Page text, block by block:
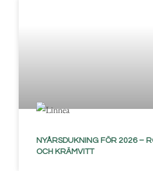
NYÅRSDUKNING FÖR 2026 –
OCH KRÄMVITT